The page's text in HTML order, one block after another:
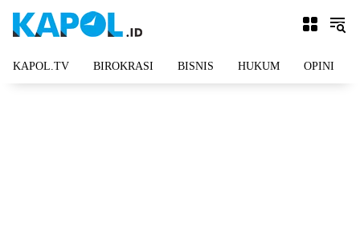
KAPOL.TV BIROKRASI BISNIS HUKUM OPINI